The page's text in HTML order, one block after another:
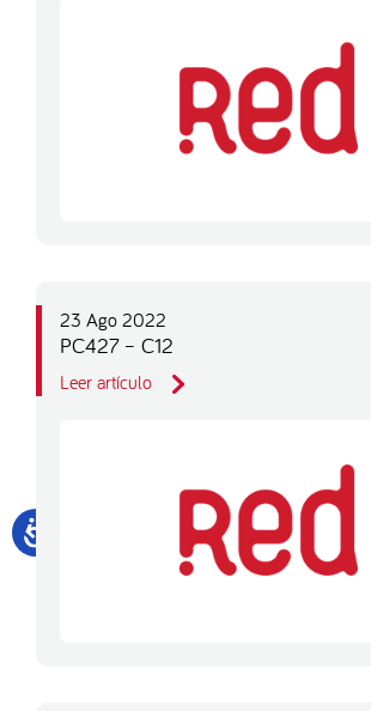
23 Ago 2022
PC427 – C12
Leer artículo